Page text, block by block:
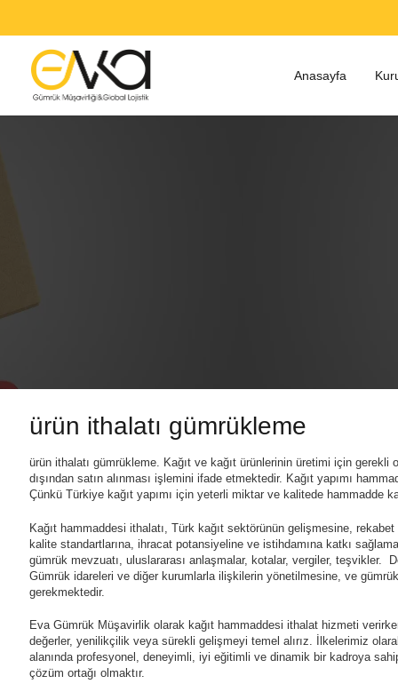
Anasayfa
ürün ithalatı gümrükleme
ürün ithalatı gümrükleme. Kağıt ve kağıt ürünlerinin üretimi için
dışından satın alınması işlemini ifade etmektedir. Kağıt yapımı
Çünkü Türkiye kağıt yapımı için yeterli miktar ve kalitede hammadde
Kağıt hammaddesi ithalatı, Türk kağıt sektörünün gelişmesine,
kalite standartlarına, ihracat potansiyeline ve istihdamına katkı
gümrük mevzuatı, uluslararası anlaşmalar, kotalar, vergiler, teşvikler.
Gümrük idareleri ve diğer kurumlarla ilişkilerin yönetilmesine, ve
gerekmektedir.
Eva Gümrük Müşavirlik olarak kağıt hammaddesi ithalat hizmeti
değerler, yenilikçilik veya sürekli gelişmeyi temel alırız. İlkelerimiz
alanında profesyonel, deneyimli, iyi eğitimli ve dinamik bir kadroya
çözüm ortağı olmaktır.